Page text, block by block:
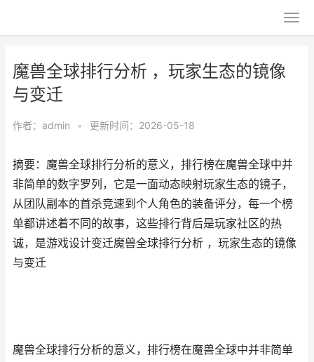
魔兽全球排行分析 ，玩家生态的镜像
与变迁
作者： admin • 更新时间：2026-05-18
摘要：魔兽全球排行分析的意义，排行榜在魔兽全球中并
非简单的数字罗列，它是一面动态映射玩家生态的镜子，
从团队副本的首杀竞速到个人角色的装备评分，每一个榜
单都讲述着不同的故事，这些排行背后是玩家社区的热
诚，是游戏设计变迁魔兽全球排行分析 ，玩家生态的镜像
与变迁
魔兽全球排行分析的意义，排行榜在魔兽全球中并非简单